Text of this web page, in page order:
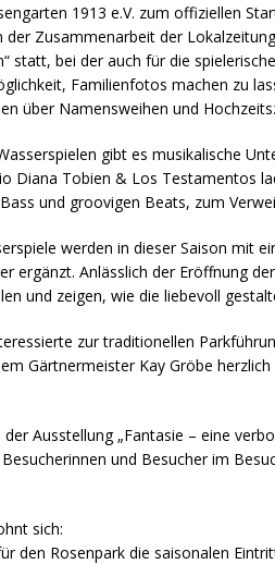
1913 e.V. zum offiziellen
der Zusammenarbeit der
statt, bei der auch für die
Familienfotos machen zu
über Namensweihen und
gibt es musikalische
Diana Tobien & Los Testamentos
und groovigen Beats, zum
werden in dieser Saison mit
ergänzt. Anlässlich der Eröffnung
und zeigen, wie die liebevoll
zur traditionellen
Gärtnermeister Kay Gröbe
Ausstellung „Fantasie – eine
und Besucher im
sich:
den Rosenpark die saisonalen